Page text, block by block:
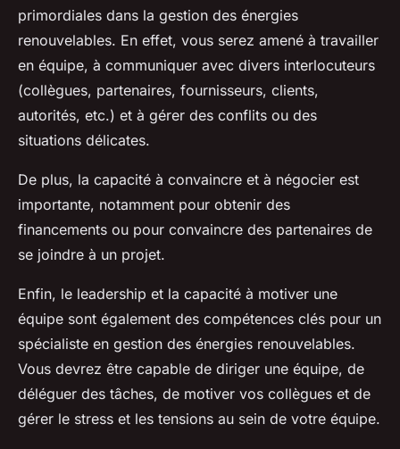
primordiales dans la gestion des énergies
renouvelables. En effet, vous serez amené à travailler
en équipe, à communiquer avec divers interlocuteurs
(collègues, partenaires, fournisseurs, clients,
autorités, etc.) et à gérer des conflits ou des
situations délicates.
De plus, la capacité à convaincre et à négocier est
importante, notamment pour obtenir des
financements ou pour convaincre des partenaires de
se joindre à un projet.
Enfin, le leadership et la capacité à motiver une
équipe sont également des compétences clés pour un
spécialiste en gestion des énergies renouvelables.
Vous devrez être capable de diriger une équipe, de
déléguer des tâches, de motiver vos collègues et de
gérer le stress et les tensions au sein de votre équipe.